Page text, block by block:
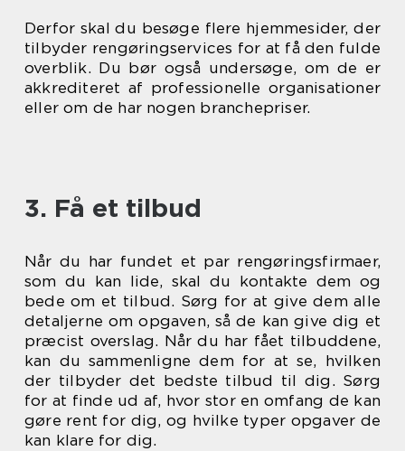
Derfor skal du besøge flere hjemmesider, der
tilbyder rengøringservices for at få den fulde
overblik. Du bør også undersøge, om de er
akkrediteret af professionelle organisationer
eller om de har nogen branchepriser.
3. Få et tilbud
Når du har fundet et par rengøringsfirmaer,
som du kan lide, skal du kontakte dem og
bede om et tilbud. Sørg for at give dem alle
detaljerne om opgaven, så de kan give dig et
præcist overslag. Når du har fået tilbuddene,
kan du sammenligne dem for at se, hvilken
der tilbyder det bedste tilbud til dig. Sørg
for at finde ud af, hvor stor en omfang de kan
gøre rent for dig, og hvilke typer opgaver de
kan klare for dig.